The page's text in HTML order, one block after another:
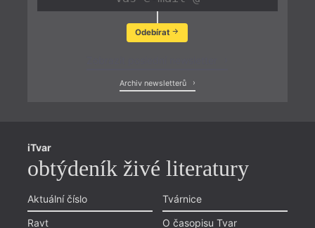
Odebírat
Archiv newsletterů
iTvar
obtýdeník živé literatury
Aktuální číslo
Ravt
Tvárnice
O časopisu Tvar